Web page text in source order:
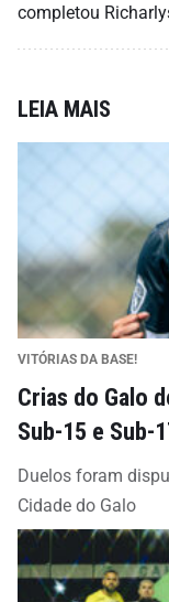
completou
LEIA MAIS
VITÓRIAS DA BASE!
Crias do Galo
Sub-15 e Sub-
Duelos foram
Cidade do Galo